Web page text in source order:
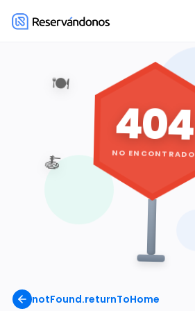
notFound.returnToHome
🍽️
🍝
404
NO ENCONTRADO